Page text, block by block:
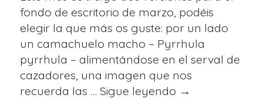
fondo de escritorio de marzo, podéis
elegir la que más os guste: por un lado
un camachuelo macho – Pyrrhula
pyrrhula – alimentándose en el serval de
cazadores, una imagen que nos
recuerda las … Sigue leyendo →